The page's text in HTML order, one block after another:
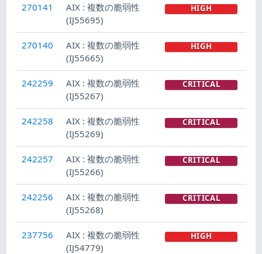
270141
AIX : 複数の脆弱性
(IJ55695)
HIGH
270140
AIX : 複数の脆弱性
(IJ55665)
HIGH
242259
AIX : 複数の脆弱性
(IJ55267)
CRITICAL
242258
AIX : 複数の脆弱性
(IJ55269)
CRITICAL
242257
AIX : 複数の脆弱性
(IJ55266)
CRITICAL
242256
AIX : 複数の脆弱性
(IJ55268)
CRITICAL
237756
AIX : 複数の脆弱性
(IJ54779)
HIGH